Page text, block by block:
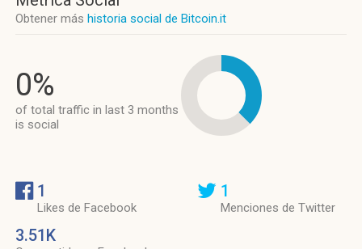
Obtener más historia social de Bitcoin.it
0%
of total traffic in last 3 months
is social
1
Likes de Facebook
3.51K
1
Menciones de Twitter